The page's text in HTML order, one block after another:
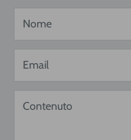
Nome
Email
Contenuto